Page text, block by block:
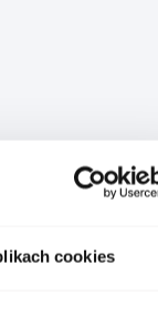
cookies
który łączy